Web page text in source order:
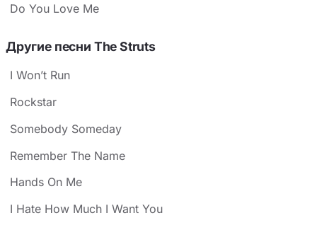
Do You Love Me
Другие песни The Struts
I Won’t Run
Rockstar
Somebody Someday
Remember The Name
Hands On Me
I Hate How Much I Want You